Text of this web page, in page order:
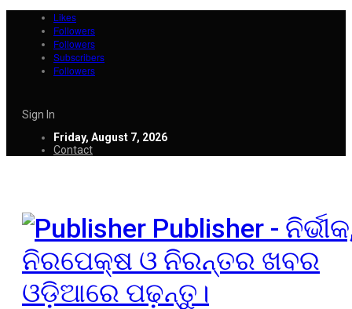
Likes
Followers
Followers
Subscribers
Followers
Sign In
Friday, August 7, 2026
Contact
Publisher -
ନିରପେକ୍ଷ ଓ ନିରନ୍ତର ଖବର
ଓଡ଼ିଆରେ ପଢ଼ନ୍ତୁ।